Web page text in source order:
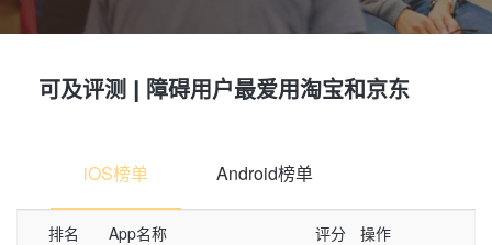
可及评测 | 障碍用户最爱用淘宝和京东
iOS榜单 Android榜单
排名 App名称 评分 操作